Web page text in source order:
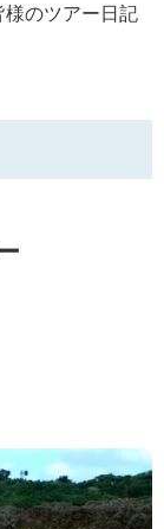
のツアー日記